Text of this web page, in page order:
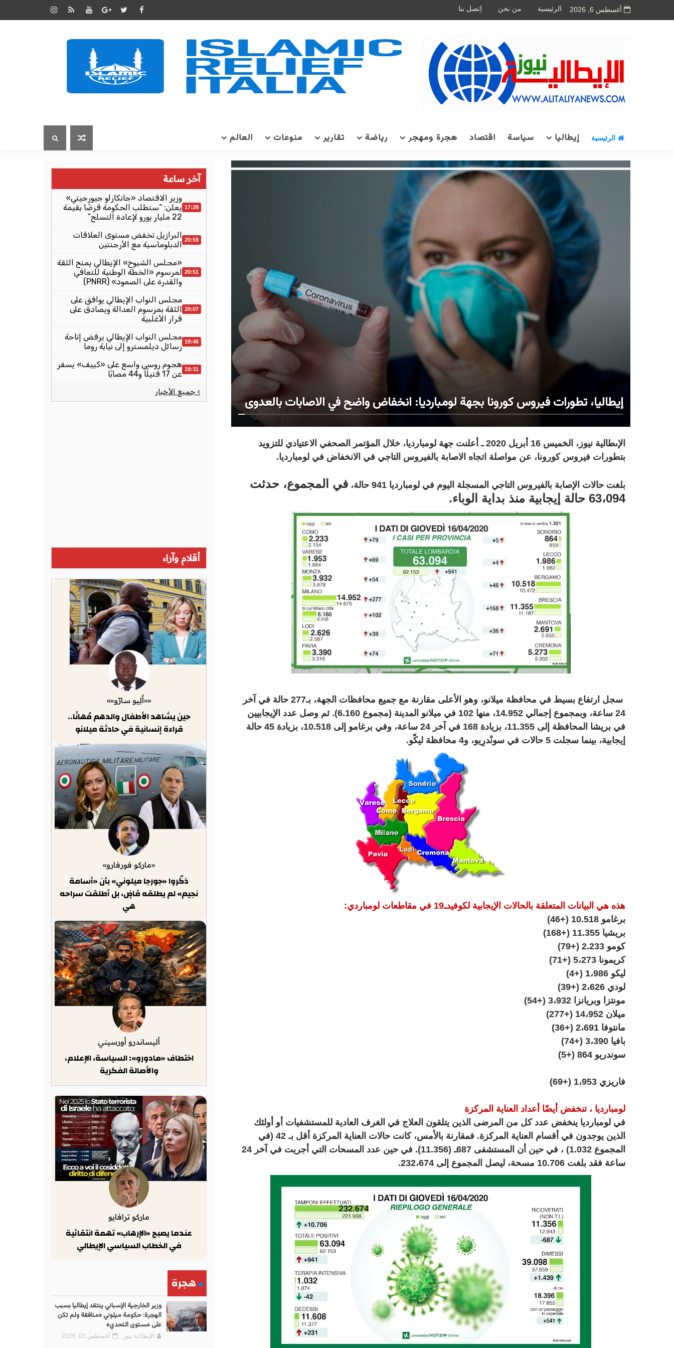
أغسطس 6, 2026 الرئيسية من نحن اِتصل بنا
الرئيسية إيطاليا سياسة اقتصاد هجرة ومهجر رياضة تقارير منوعات العالم
إيطاليا، تطورات فيروس كورونا بجهة لومبارديا: انخفاض واضح في الاصابات بالعدوى
الإىطالية نيوز، الخميس 16 أبريل 2020 ـ أعلنت جهة لومبارديا، خلال المؤتمر الصحفي الاعتيادي للتزويد
بتطورات فيروس كورونا، عن مواصلة اتجاه الاصابة بالفيروس التاجي في الانخفاض في لومبارديا.
بلغت حالات الإصابة بالفيروس التاجي المسجلة اليوم في لومبارديا 941 حالة،
في المجموع، حدثت
63،094 حالة إيجابية
منذ بداية الوباء.
سجل ارتفاع بسيط في محافظة ميلانو، وهو الأعلى مقارنة مع جميع محافظات الجهة، بـ277 حالة في آخر
24 ساعة، وبمجموع إجمالي 14.952، منها 102 في ميلانو المدينة (مجموع 6.160). ثم وصل عدد الإيجابيين
في بريشا المحافظة إلى 11.355، بزيادة 168 في آخر 24 ساعة، وفي برغامو إلى 10.518، بزيادة 45 حالة
إيجابية، بينما سجلت 5 حالات في سونْدرِيو، و4 محافظة ليكّو.
هذه هي البيانات المتعلقة بالحالات الإيجابية لكوفيدـ19 في مقاطعات لومباردي:
برغامو 10.518 (+46)
بريشيا 11.355 (+168)
كومو 2.233 (+79)
كريمونا 5،273 (+71)
ليكو 1،986 (+4)
لودي 2،626 (+39)
مونتزا وبريانزا 3،932 (+54)
ميلان 14،952 (+277)
مانتوفا 2،691 (+36)
بافيا 3،390 (+74)
سوندريو 864 (+5)
فاريزي 1،953 (+69)
لومبارديا ، تنخفض أيضًا أعداد العناية المركزة
في لومبارديا ينخفض عدد كل من المرضى الذين يتلقون العلاج في الغرف العادية للمستشفيات أو أولئك
الذين يوجدون في أقسام العناية المركزة. فمقارنة بالأمس، كانت حالات العناية المركزة أقل بـ 42 (في
المجموع 1.032) ، في حين أن المستشفى 687ـ (11.356). في حين عدد المسحات التي أجريت في آخر 24
ساعة فقد بلغت 10.706 مسحة، ليصل المجموع إلى 232،674.
آخر ساعة
17:28
وزير الاقتصاد «جانكارلو جيورجيتي»
يعلن: “ستطلب الحكومة قرضًا بقيمة
22 مليار يورو لإعادة التسلح”
20:59 البرازيل تخفض مستوى العلاقات
الدبلوماسية مع الأرجنتين
20:51
«مجلس الشيوخ» الإيطالي يمنح الثقة
لمرسوم «الخطة الوطنية للتعافي
والقدرة على الصمود» (PNRR)
20:07
مجلس النواب الإيطالي يوافق على
الثقة بمرسوم العدالة ويصادق على
قرار الأغلبية
19:46 مجلس النواب الإيطالي يرفض إتاحة
رسائل ديلمسترو إلى نيابة روما
19:31 هجوم روسي واسع على «كييف» يسفر
عن 17 قتيلًا و44 مصابًا
› جميع الأخبار
أقلام وآراء
««أَلِيو سارّو»»
حين يشاهد الأطفال والدهم مُهانًا..
قراءة إنسانية في حادثة ميلانو
«ماركو فورفارو»
ذكّروا «جورجا ميلوني» بأن «أسامة
نجيم» لم يطلقه قاضٍ، بل أطلقت سراحه
هي
أليساندرو أورسيني
اختطاف «مادورو»: السياسة، الإعلام،
والأصالة الفكرية
ماركو ترافايو
عندما يصبح «الإرهاب» تهمة انتقائية
في الخطاب السياسي الإيطالي
هجرة
وزير الخارجية الإسباني ينتقد إيطاليا بسبب
الهجرة: حكومة ميلوني «منافقة ولم تكن
على مستوى التحدي»
الإيطالية نيوز أغسطس 03, 2026